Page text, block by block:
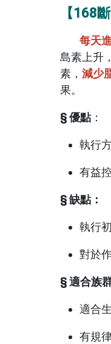
【168
每天
島素上升
素， 減少
果。
§ 優點：
執行
有益
§ 缺點：
執行
對於
§ 適合族
適合
有規